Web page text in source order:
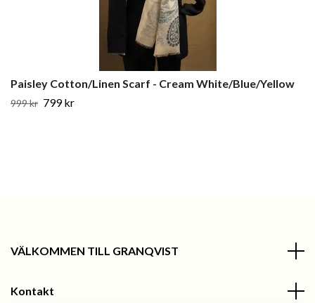
Paisley Cotton/Linen Scarf - Cream White/Blue/Yellow
999 kr 799 kr
VÄLKOMMEN TILL GRANQVIST
Kontakt